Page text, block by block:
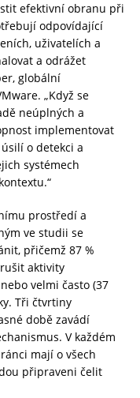
efektivní obranu při
odpovídající
uživatelích a
a odrážet
globální
„Když se
neúplných a
implementovat
o detekci a
systémech
prostředí a
ve studii se
přičemž 87 %
aktivity
velmi často (37
Tři čtvrtiny
době zavádí
V každém
mají o všech
připraveni čelit